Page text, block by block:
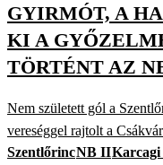
GYIRMÓT, A
KI A
TÖRTÉNT AZ
Nem született gól a
vereséggel rajtolt a
SzentlőrincNB IIKarcagi